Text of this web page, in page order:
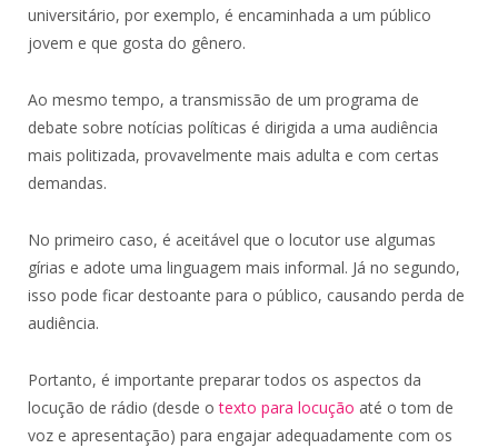
universitário, por exemplo, é encaminhada a um público
jovem e que gosta do gênero.
Ao mesmo tempo, a transmissão de um programa de
debate sobre notícias políticas é dirigida a uma audiência
mais politizada, provavelmente mais adulta e com certas
demandas.
No primeiro caso, é aceitável que o locutor use algumas
gírias e adote uma linguagem mais informal. Já no segundo,
isso pode ficar destoante para o público, causando perda de
audiência.
Portanto, é importante preparar todos os aspectos da
locução de rádio (desde otexto para locução até o tom de
voz e apresentação) para engajar adequadamente com os